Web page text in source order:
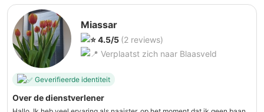
Miassar
4.5/5 (2 reviews)
Verplaatst zich naar Blaasveld
Geverifieerde identiteit
Over de dienstverlener